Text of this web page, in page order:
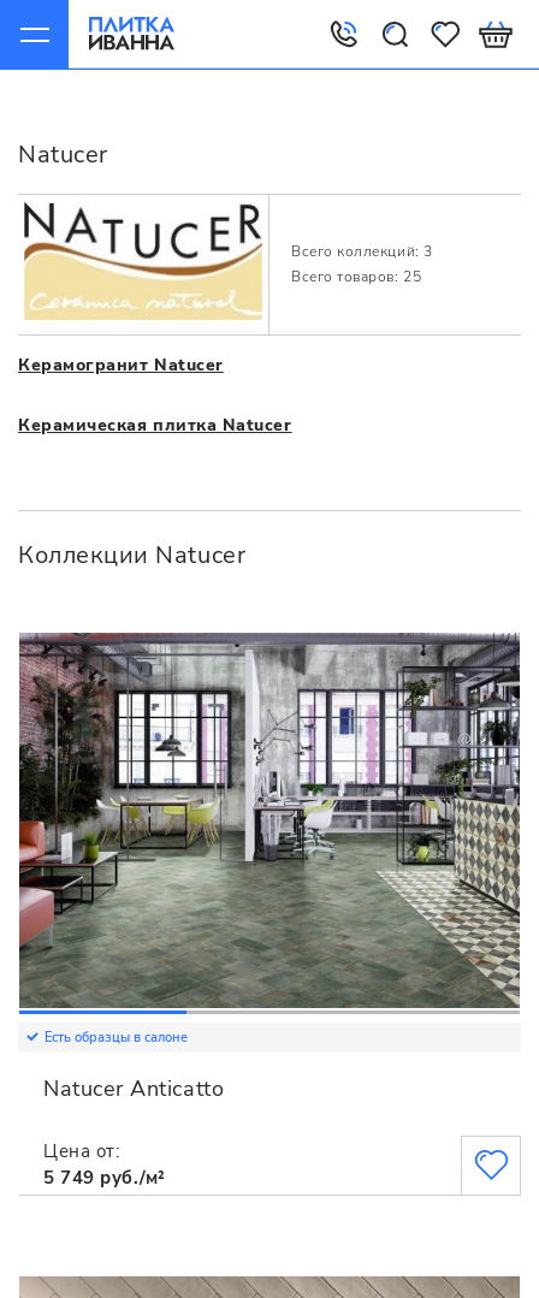
Natucer
Всего коллекций: 3
Всего товаров: 25
Керамогранит Natucer
Керамическая плитка Natucer
Коллекции Natucer
Есть образцы в салоне
Natucer Anticatto
Цена от:
5 749 руб./м²